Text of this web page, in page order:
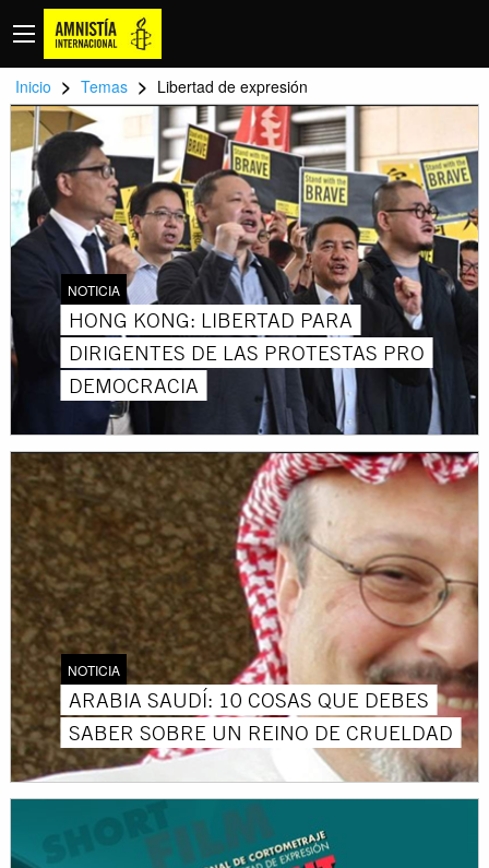
Inicio > Temas > Libertad de expresión
NOTICIA
HONG KONG: LIBERTAD PARA
DIRIGENTES DE LAS PROTESTAS PRO
DEMOCRACIA
NOTICIA
ARABIA SAUDÍ: 10 COSAS QUE DEBES
SABER SOBRE UN REINO DE CRUELDAD